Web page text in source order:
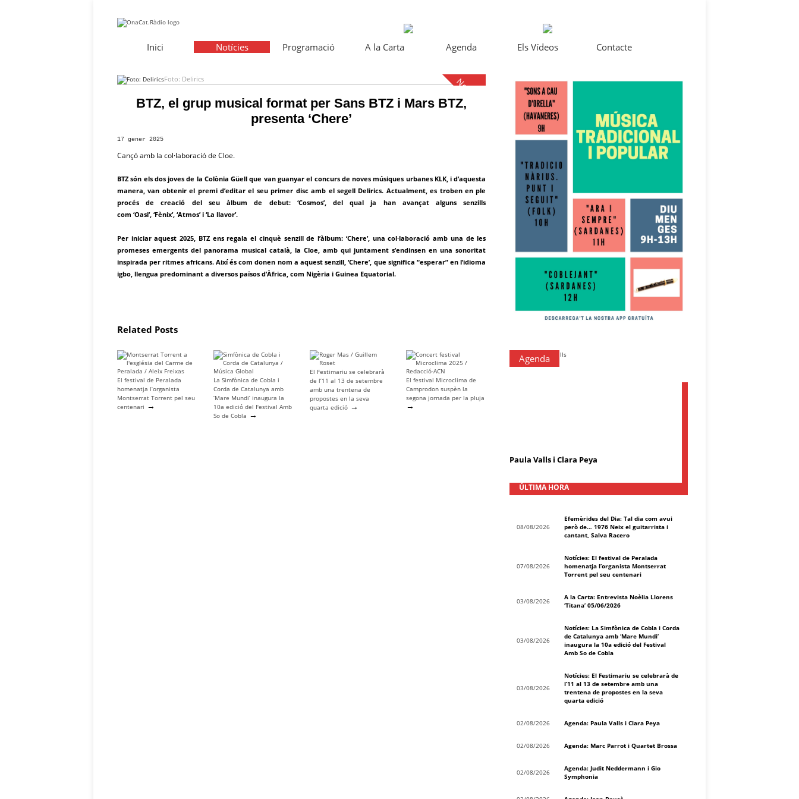
Inici Notícies Programació A la Carta Agenda Els Vídeos Contacte
Notícies
Foto: Delirics
BTZ, el grup musical format per Sans BTZ i Mars BTZ,
presenta ‘Chere’
17 gener 2025
Cançó amb la col·laboració de Cloe.
BTZ són els dos joves de la Colònia Güell que van guanyar el concurs de noves músiques urbanes KLK, i d’aquesta
manera, van obtenir el premi d’editar el seu primer disc amb el segell Delirics. Actualment, es troben en ple
procés de creació del seu àlbum de debut: ‘Cosmos’, del qual ja han avançat alguns senzills
com ‘Oasi’, ‘Fènix’, ‘Atmos’ i ‘La llavor’.
Per iniciar aquest 2025, BTZ ens regala el cinquè senzill de l’àlbum: ‘Chere’, una col·laboració amb una de les
promeses emergents del panorama musical català, la Cloe, amb qui juntament s’endinsen en una sonoritat
inspirada per ritmes africans. Així és com donen nom a aquest senzill, ‘Chere’, que significa “esperar” en l’idioma
igbo, llengua predominant a diversos països d’Àfrica, com Nigèria i Guinea Equatorial.
Related Posts
El festival de Peralada
homenatja l’organista
Montserrat Torrent pel seu
centenari →
La Simfònica de Cobla i
Corda de Catalunya amb
‘Mare Mundi’ inaugura la
10a edició del Festival Amb
So de Cobla →
El Festimariu se celebrarà
de l’11 al 13 de setembre
amb una trentena de
propostes en la seva
quarta edició →
El festival Microclima de
Camprodon suspèn la
segona jornada per la pluja
→
Agenda
Paula Valls i Clara Peya
ÚLTIMA HORA
08/08/2026
Efemèrides del Dia: Tal dia com avui
però de… 1976 Neix el guitarrista i
cantant, Salva Racero
07/08/2026
Notícies: El festival de Peralada
homenatja l’organista Montserrat
Torrent pel seu centenari
03/08/2026
A la Carta: Entrevista Noèlia Llorens
‘Titana’ 05/06/2026
03/08/2026
Notícies: La Simfònica de Cobla i Corda
de Catalunya amb ‘Mare Mundi’
inaugura la 10a edició del Festival
Amb So de Cobla
03/08/2026
Notícies: El Festimariu se celebrarà de
l’11 al 13 de setembre amb una
trentena de propostes en la seva
quarta edició
02/08/2026 Agenda: Paula Valls i Clara Peya
02/08/2026 Agenda: Marc Parrot i Quartet Brossa
02/08/2026
Agenda: Judit Neddermann i Gio
Symphonia